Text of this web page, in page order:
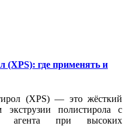
(XPS): где применять и
(XPS) — это жёсткий
экструзии полистирола с
агента при высоких